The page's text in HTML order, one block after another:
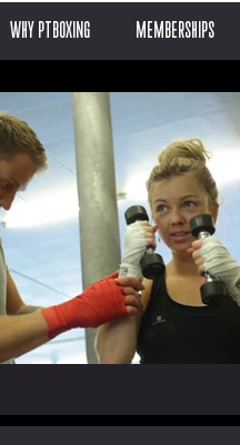
WHY PTBOXING MEMBERSHIPS